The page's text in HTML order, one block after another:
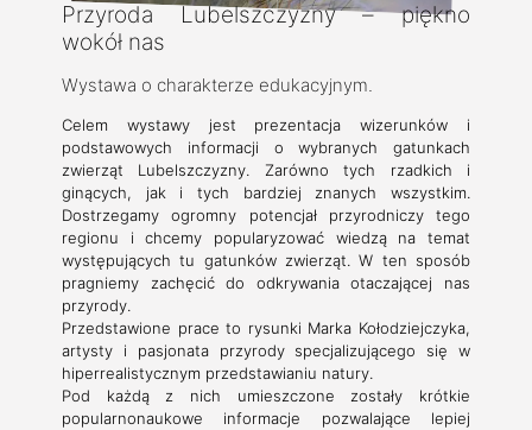
Przyroda Lubelszczyzny – piękno
wokół nas
Wystawa o charakterze edukacyjnym.
Celem wystawy jest prezentacja wizerunków i
podstawowych informacji o wybranych gatunkach
zwierząt Lubelszczyzny. Zarówno tych rzadkich i
ginących, jak i tych bardziej znanych wszystkim.
Dostrzegamy ogromny potencjał przyrodniczy tego
regionu i chcemy popularyzować wiedzą na temat
występujących tu gatunków zwierząt. W ten sposób
pragniemy zachęcić do odkrywania otaczającej nas
przyrody.
Przedstawione prace to rysunki Marka Kołodziejczyka,
artysty i pasjonata przyrody specjalizującego się w
hiperrealistycznym przedstawianiu natury.
Pod każdą z nich umieszczone zostały krótkie
popularnonaukowe informacje pozwalające lepiej